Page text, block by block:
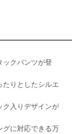
ックパンツが登
たりとしたシルエ
ク入りデザインが
グに対応できる万